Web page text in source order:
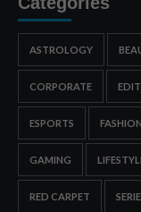
ASTROLOGY
CORPORATE
ESPORTS FASHION
GAMING
RED CARPET